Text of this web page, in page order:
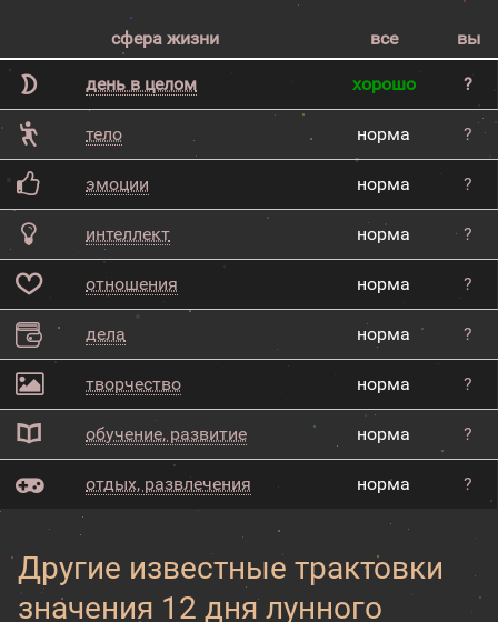
сфера жизни все вы
день в целом хорошо ?
тело норма ?
эмоции норма ?
интеллект норма ?
отношения норма ?
дела норма ?
творчество норма ?
обучение, развитие норма ?
отдых, развлечения норма ?
Другие известные трактовки
значения 12 дня лунного